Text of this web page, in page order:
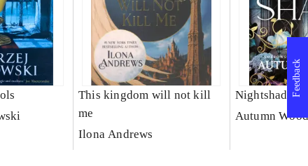
This kingdom will not kill
me
Ilona Andrews
Nightshade
Autumn
Feedback